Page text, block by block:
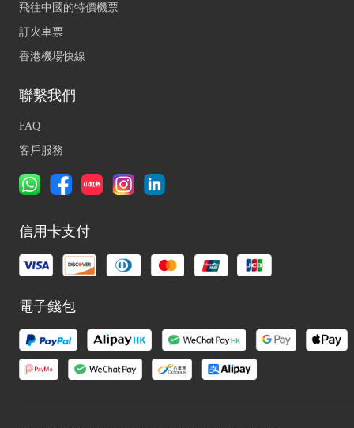
飛往中國的特價機票
訂火車票
香港機場快線
聯繫我們
FAQ
客戶服務
信用卡支付
電子錢包